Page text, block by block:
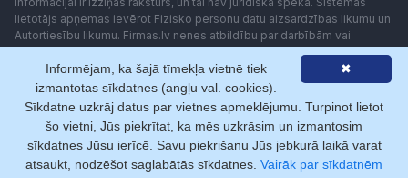
lietotājs apņemas ievērot Fizisko personu datu aizsardzības likumu un
Autortiesību likumu. Firmas.lv nenes atbildību par darbībām vai
lēmumiem, kas balstīti uz saņemto pakalpojumu. Lietotājam aizliegts
izmantot jebkādas automatizētas sistēmas vai iekārtas (robotus)
piekļuvei sistēmai bez rakstiskas saskaņošanas ar Firmas.lv. Galvenā
redaktore: Ingūna Pempere.
Lietošanas noteikumi
Privātuma politika Norēķini ar
✖
Informējam, ka šajā tīmekļa vietnē tiek
izmantotas sīkdatnes (angļu val. cookies).
Sīkdatne uzkrāj datus par vietnes apmeklējumu. Turpinot lietot
šo vietni, Jūs piekrītat, ka mēs uzkrāsim un izmantosim
sīkdatnes Jūsu ierīcē. Savu piekrišanu Jūs jebkurā laikā varat
atsaukt, nodzēšot saglabātās sīkdatnes. Vairāk par sīkdatnēm